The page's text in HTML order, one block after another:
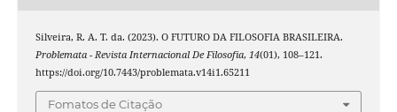
Silveira, R. A. T. da. (2023). O FUTURO DA FILOSOFIA BRASILEIRA.
Problemata - Revista Internacional De Filosofia, 14(01), 108–121.
https://doi.org/10.7443/problemata.v14i1.65211
Fomatos de Citação